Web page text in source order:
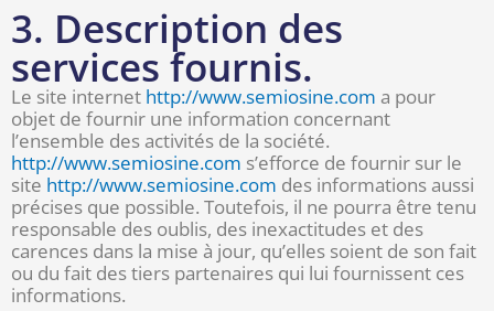
3. Description des
services fournis.
Le site internet http://www.semiosine.com a pour
objet de fournir une information concernant
l’ensemble des activités de la société.
http://www.semiosine.com s’efforce de fournir sur le
site http://www.semiosine.com des informations aussi
précises que possible. Toutefois, il ne pourra être tenu
responsable des oublis, des inexactitudes et des
carences dans la mise à jour, qu’elles soient de son fait
ou du fait des tiers partenaires qui lui fournissent ces
informations.